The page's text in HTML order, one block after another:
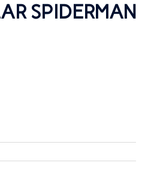
SPIDERMAN